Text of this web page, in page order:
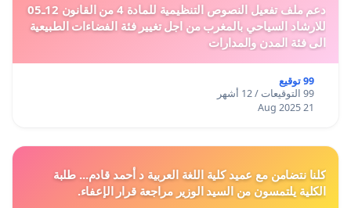
دعم ملف تفعيل النصوص التنظيمية للمادة 4 من القانون 12ـ05
للارشاد السياحي بالمغرب من اجل تغيير فئة الفضاءات الطبيعية
الى فئة المدن والمدارات
99 توقيع
99 التوقيعات / 12 أشهر
21 Aug 2025
كلنا نتضامن مع عميد كلية اللغة العربية د أحمد قادم... طلبة
الكلية يلتمسون من السيد الوزير مراجعة قرار الإعفاء.